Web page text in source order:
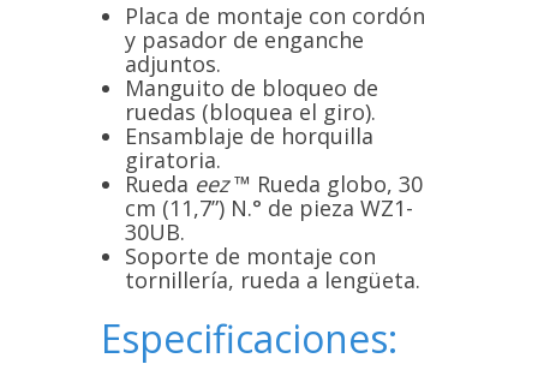
Placa de montaje con cordón
y pasador de enganche
adjuntos.
Manguito de bloqueo de
ruedas (bloquea el giro).
Ensamblaje de horquilla
giratoria.
Rueda eez™ Rueda globo, 30
cm (11,7”) N.° de pieza WZ1-
30UB.
Soporte de montaje con
tornillería, rueda a lengüeta.
Especificaciones: